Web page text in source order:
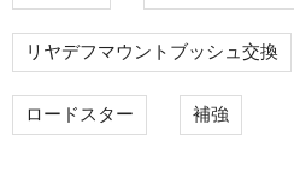
リヤデフマウントブッシュ交換
ロードスター 補強